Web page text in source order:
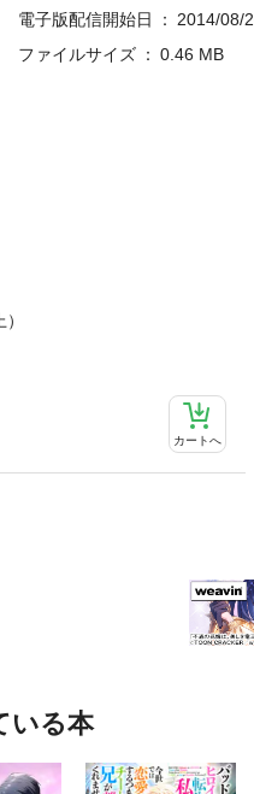
カートへ
電子版配信開始日
2014/08/
ファイルサイズ
0.46 MB
いる本